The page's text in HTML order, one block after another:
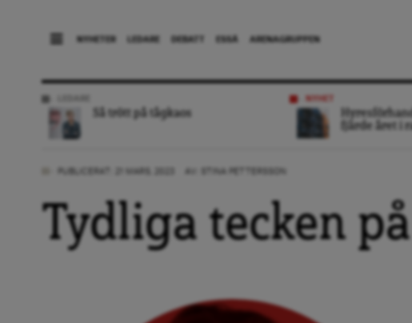
NYHETER LEDARE DEBATT ESSÄ ARENAGRUPPEN
Så trött på tågkaos
NYHET
fjärde året i
Tydliga tecken